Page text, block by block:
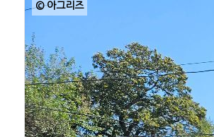
© 아그리즈